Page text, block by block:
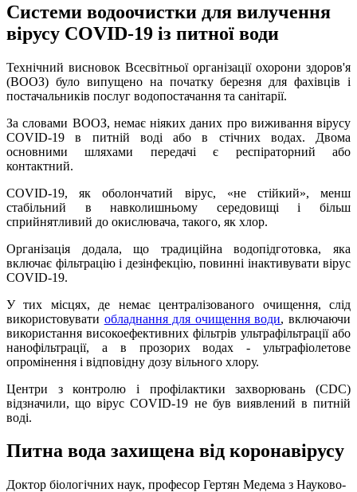
Системи водоочистки для вилучення
вірусу COVID-19 із питної води
Технічний висновок Всесвітньої організації охорони здоров'я
(ВООЗ) було випущено на початку березня для фахівців і
постачальників послуг водопостачання та санітарії.
За словами ВООЗ, немає ніяких даних про виживання вірусу
COVID-19 в питній воді або в стічних водах. Двома
основними шляхами передачі є респіраторний або
контактний.
COVID-19, як оболончатий вірус, «не стійкий», менш
стабільний в навколишньому середовищі і більш
сприйнятливий до окислювача, такого, як хлор.
Організація додала, що традиційна водопідготовка, яка
включає фільтрацію і дезінфекцію, повинні інактивувати вірус
COVID-19.
У тих місцях, де немає централізованого очищення, слід
використовувати обладнання для очищення води, включаючи
використання високоефективних фільтрів ультрафільтрації або
нанофільтрації, а в прозорих водах - ультрафіолетове
опромінення і відповідну дозу вільного хлору.
Центри з контролю і профілактики захворювань (CDC)
відзначили, що вірус COVID-19 не був виявлений в питній
воді.
Питна вода захищена від коронавірусу
Доктор біологічних наук, професор Гертян Медема з Науково-